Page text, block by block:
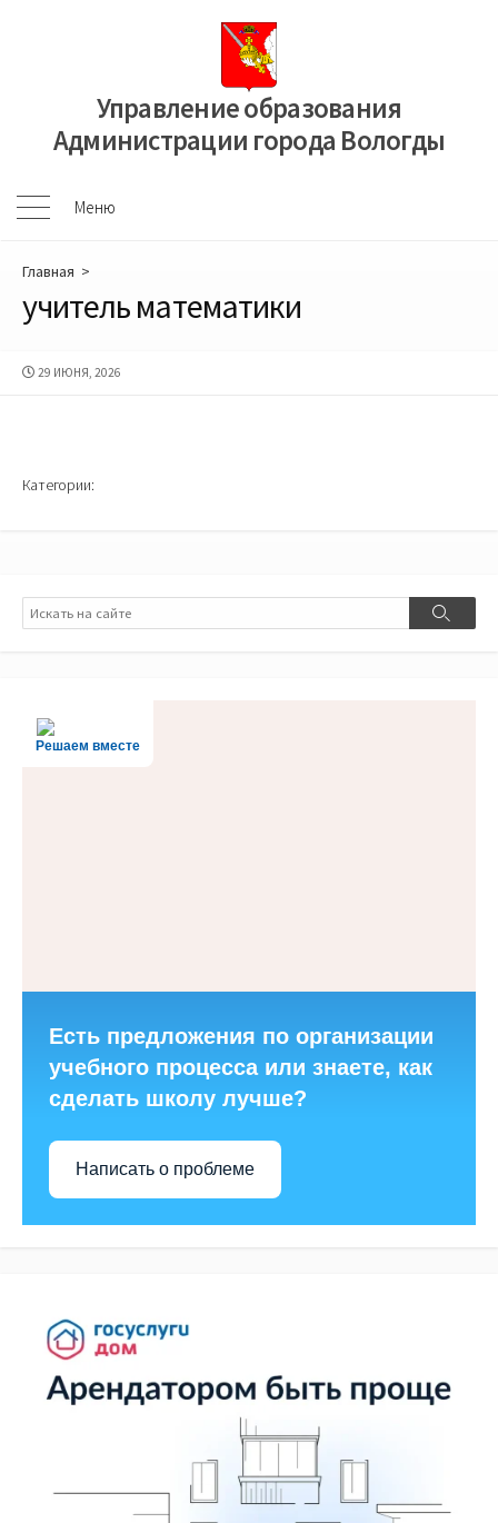
Управление образования
Администрации города Вологды
Меню
Меню
Главная >
учитель математики
ДАТА
29 ИЮНЯ, 2026
Категории:
Поиск
Поиск
Решаем вместе
Есть предложения по организации
учебного процесса или знаете, как
сделать школу лучше?
Написать о проблеме